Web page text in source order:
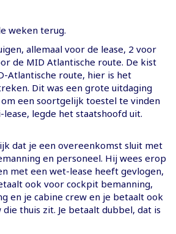
weken terug.
allemaal voor de lease, 2 voor
de MID Atlantische route. De kist
Atlantische route, hier is het
Dit was een grote uitdaging
een soortgelijk toestel te vinden
legde het staatshoofd uit.
dat je een overeenkomst sluit met
en personeel. Hij wees erop
met een wet-lease heeft gevlogen,
ook voor cockpit bemanning,
en je cabine crew en je betaalt ook
thuis zit. Je betaalt dubbel, dat is